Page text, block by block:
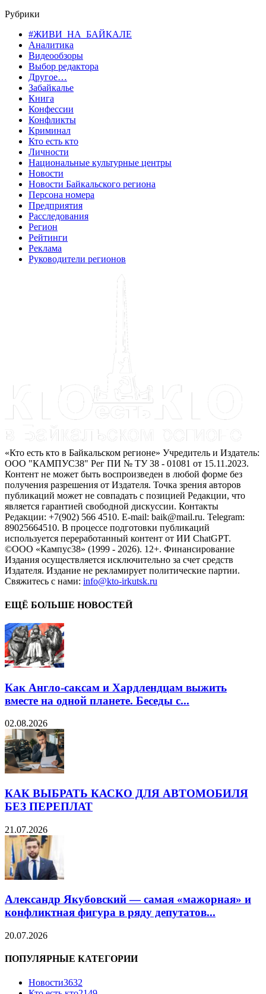
Рубрики
#ЖИВИ_НА_БАЙКАЛЕ
Аналитика
Видеообзоры
Выбор редактора
Другое…
Забайкалье
Книга
Конфессии
Конфликты
Криминал
Кто есть кто
Личности
Национальные культурные центры
Новости
Новости Байкальского региона
Персона номера
Предприятия
Расследования
Регион
Рейтинги
Реклама
Руководители регионов
«Кто есть кто в Байкальском регионе» Учредитель и Издатель:
ООО "КАМПУС38" Рег ПИ № ТУ 38 - 01081 от 15.11.2023.
Контент не может быть воспроизведен в любой форме без
получения разрешения от Издателя. Точка зрения авторов
публикаций может не совпадать с позицией Редакции, что
является гарантией свободной дискуссии. Контакты
Редакции: +7(902) 566 4510. E-mail: baik@mail.ru. Telegram:
89025664510. В процессе подготовки публикаций
используется переработанный контент от ИИ ChatGPT.
©ООО «Кампус38» (1999 - 2026). 12+. Финансирование
Издания осуществляется исключительно за счет средств
Издателя. Издание не рекламирует политические партии.
Свяжитесь с нами: info@kto-irkutsk.ru
ЕЩЁ БОЛЬШЕ НОВОСТЕЙ
Как Англо-саксам и Хардлендцам выжить
вместе на одной планете. Беседы с...
02.08.2026
КАК ВЫБРАТЬ КАСКО ДЛЯ АВТОМОБИЛЯ
БЕЗ ПЕРЕПЛАТ
21.07.2026
Александр Якубовский — самая «мажорная» и
конфликтная фигура в ряду депутатов...
20.07.2026
ПОПУЛЯРНЫЕ КАТЕГОРИИ
Новости3632